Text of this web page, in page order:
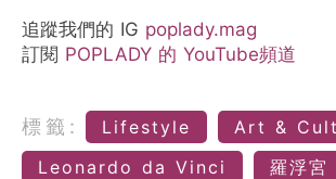
追蹤我們的 IG poplady.mag
訂閱 POPLADY 的 YouTube頻道
標籤: Lifestyle
Art &
Leonardo da Vinci
羅浮宮